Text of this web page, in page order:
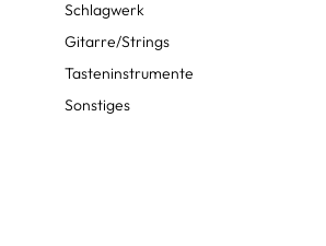
Schlagwerk
Gitarre/Strings
Tasteninstrumente
Sonstiges